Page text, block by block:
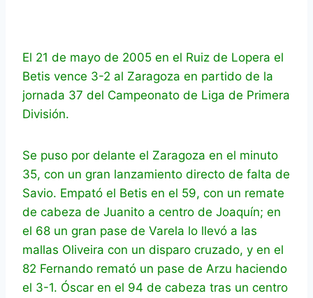
El 21 de mayo de 2005 en el Ruiz de Lopera el
Betis vence 3-2 al Zaragoza en partido de la
jornada 37 del Campeonato de Liga de Primera
División.
Se puso por delante el Zaragoza en el minuto
35, con un gran lanzamiento directo de falta de
Savio. Empató el Betis en el 59, con un remate
de cabeza de Juanito a centro de Joaquín; en
el 68 un gran pase de Varela lo llevó a las
mallas Oliveira con un disparo cruzado, y en el
82 Fernando remató un pase de Arzu haciendo
el 3-1. Óscar en el 94 de cabeza tras un centro